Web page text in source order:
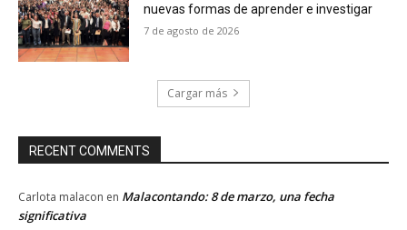
nuevas formas de aprender e investigar
7 de agosto de 2026
Cargar más
RECENT COMMENTS
Carlota malacon en Malacontando: 8 de marzo, una fecha
significativa